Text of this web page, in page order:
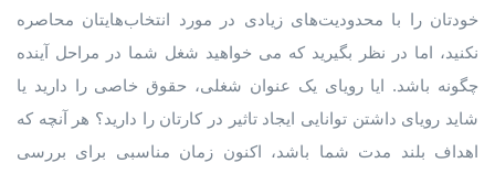
خودتان را با محدودیت‌های زیادی در مورد انتخاب‌هایتان محاصره
نکنید، اما در نظر بگیرید که می خواهید شغل شما در مراحل آینده
چگونه باشد. ایا رویای یک عنوان شغلی، حقوق خاصی را دارید یا
شاید رویای داشتن توانایی ایجاد تاثیر در کارتان را دارید؟ هر آنچه که
اهداف بلند مدت شما باشد، اکنون زمان مناسبی برای بررسی